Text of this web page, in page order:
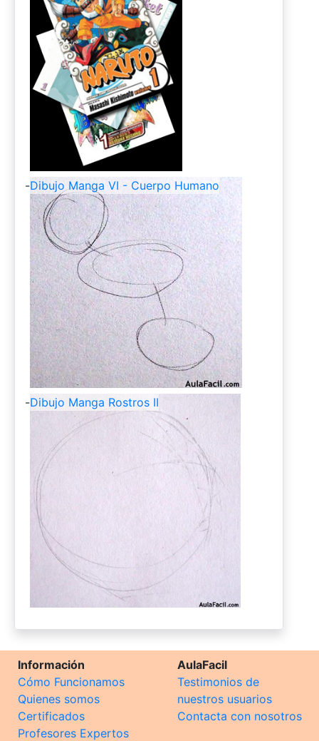
-Dibujo Manga VI - Cuerpo Humano
-Dibujo Manga Rostros II
Información
Cómo Funcionamos
Quienes somos
Certificados
Profesores Expertos
AulaFacil
Testimonios de
nuestros usuarios
Contacta con nosotros